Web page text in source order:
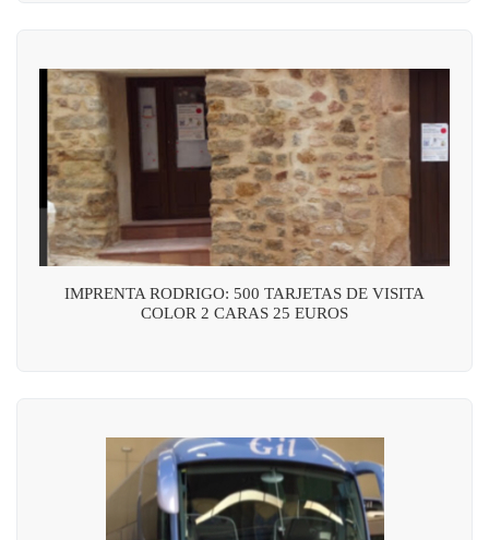
IMPRENTA RODRIGO: 500 TARJETAS DE VISITA
COLOR 2 CARAS 25 EUROS